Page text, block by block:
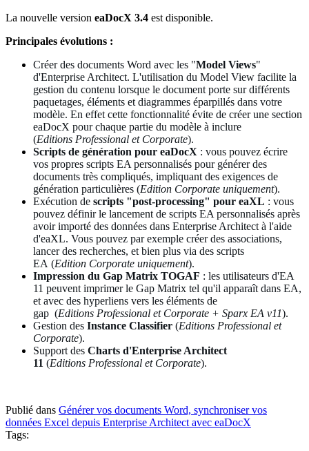
La nouvelle version eaDocX 3.4 est disponible.
Principales évolutions :
Créer des documents Word avec les "Model Views"
d'Enterprise Architect. L'utilisation du Model View facilite la
gestion du contenu lorsque le document porte sur différents
paquetages, éléments et diagrammes éparpillés dans votre
modèle. En effet cette fonctionnalité évite de créer une section
eaDocX pour chaque partie du modèle à inclure
(Editions Professional et Corporate).
Scripts de génération pour eaDocX : vous pouvez écrire
vos propres scripts EA personnalisés pour générer des
documents très compliqués, impliquant des exigences de
génération particulières (Edition Corporate uniquement).
Exécution de scripts "post-processing" pour eaXL : vous
pouvez définir le lancement de scripts EA personnalisés après
avoir importé des données dans Enterprise Architect à l'aide
d'eaXL. Vous pouvez par exemple créer des associations,
lancer des recherches, et bien plus via des scripts
EA (Edition Corporate uniquement).
Impression du Gap Matrix TOGAF : les utilisateurs d'EA
11 peuvent imprimer le Gap Matrix tel qu'il apparaît dans EA,
et avec des hyperliens vers les éléments de
gap (Editions Professional et Corporate + Sparx EA v11).
Gestion des Instance Classifier (Editions Professional et
Corporate).
Support des Charts d'Enterprise Architect
11 (Editions Professional et Corporate).
Publié dans Générer vos documents Word, synchroniser vos
données Excel depuis Enterprise Architect avec eaDocX
Tags: